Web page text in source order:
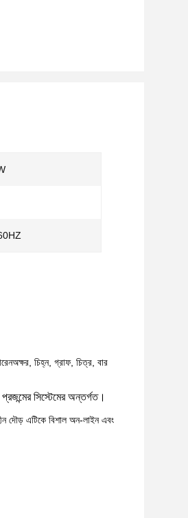
অক্ষর, চিহ্ন, গ্রাফ, চিত্র, বার
সিস্টেমের অন্তর্গত।
দৌড় এটিকে বিশাল অন-লাইন এবং